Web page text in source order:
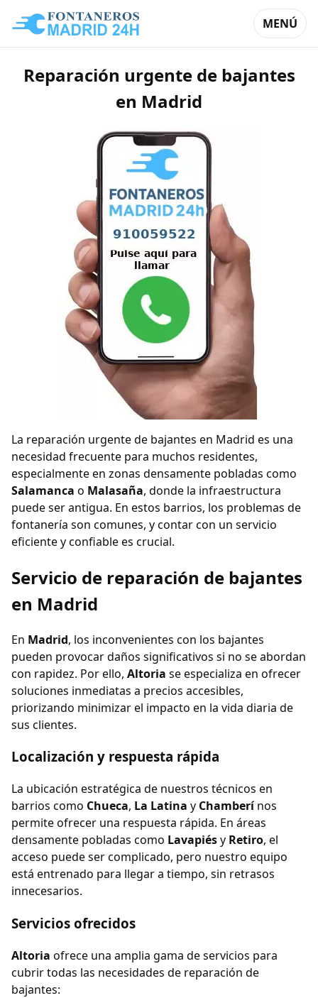
MENÚ
Reparación urgente de bajantes
en Madrid
La reparación urgente de bajantes en Madrid es una
necesidad frecuente para muchos residentes,
especialmente en zonas densamente pobladas como
Salamanca o Malasaña, donde la infraestructura
puede ser antigua. En estos barrios, los problemas de
fontanería son comunes, y contar con un servicio
eficiente y confiable es crucial.
Servicio de reparación de bajantes
en Madrid
En Madrid, los inconvenientes con los bajantes
pueden provocar daños significativos si no se abordan
con rapidez. Por ello, Altoria se especializa en ofrecer
soluciones inmediatas a precios accesibles,
priorizando minimizar el impacto en la vida diaria de
sus clientes.
Localización y respuesta rápida
La ubicación estratégica de nuestros técnicos en
barrios como Chueca, La Latina y Chamberínos
permite ofrecer una respuesta rápida. En áreas
densamente pobladas como Lavapiésy Retiro, el
acceso puede ser complicado, pero nuestro equipo
está entrenado para llegar a tiempo, sin retrasos
innecesarios.
Servicios ofrecidos
Altoria ofrece una amplia gama de servicios para
cubrir todas las necesidades de reparación de
bajantes: